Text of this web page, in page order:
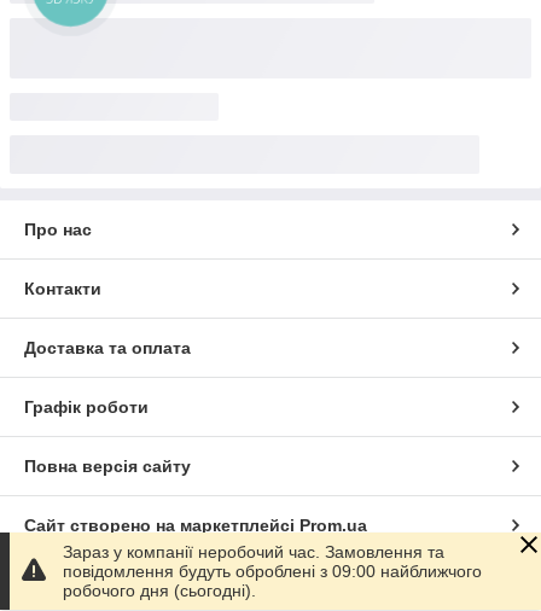
Про нас
Контакти
Доставка та оплата
Графік роботи
Повна версія сайту
Сайт створено на маркетплейсі Prom.ua
Політика конфіденційності
Зараз у компанії неробочий час. Замовлення та
повідомлення будуть оброблені з 09:00 найближчого
робочого дня (сьогодні).